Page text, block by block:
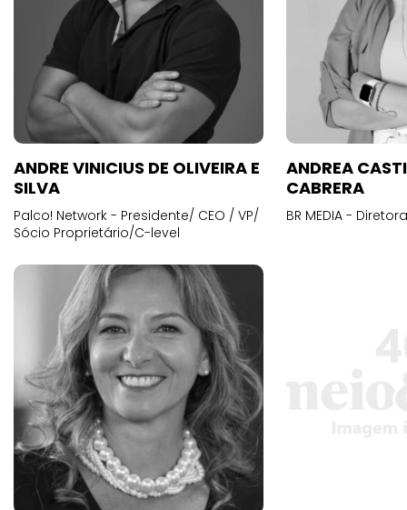
ANDRE VINICIUS DE OLIVEIRA E
SILVA
Palco! Network - Presidente/ CEO / VP/
Sócio Proprietário/C-level
ANDREA
CABRERA
BR MEDIA -